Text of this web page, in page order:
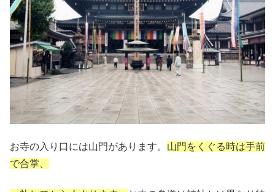
お寺の入り口には山門があります。 山門をくぐる時は手前
で合掌、